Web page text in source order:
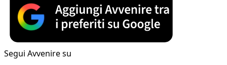
Segui Avvenire su